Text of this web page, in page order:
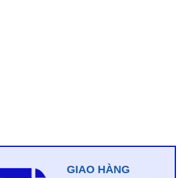
GIAO HÀNG